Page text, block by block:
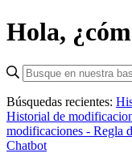
Hola,
Búsquedas recientes:
Historial de
modificaciones - Regla
Chatbot